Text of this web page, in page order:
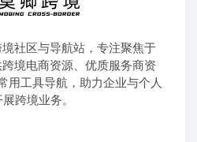
社区与导航站，专注聚焦于
境电商资源、优质服务商资
用工具导航，助力企业与个人
跨境业务。